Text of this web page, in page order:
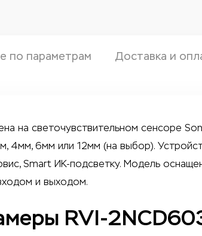
по параметрам Доставка и
на светочувствительном сенсоре
6мм или 12мм (на выбор).
Smart ИК-подсветку. Модель
и выходом.
RVI-